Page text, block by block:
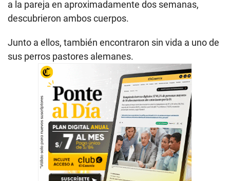
a la pareja en aproximadamente dos semanas,
descubrieron ambos cuerpos.
Junto a ellos, también encontraron sin vida a uno de
sus perros pastores alemanes.